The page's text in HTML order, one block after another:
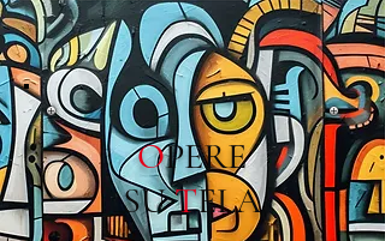
OPERE
SUTELA